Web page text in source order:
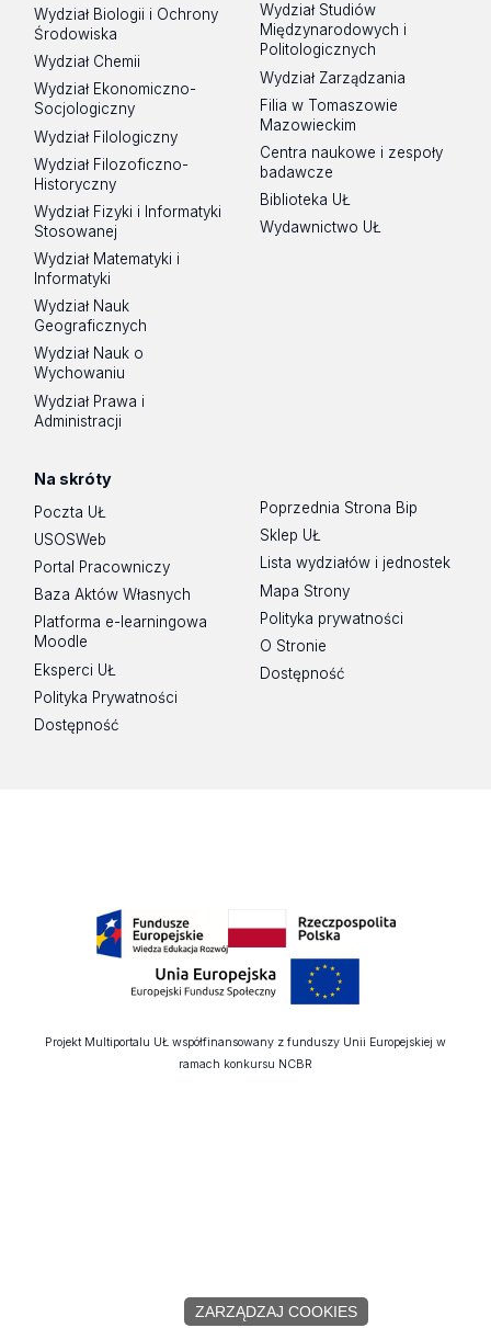
Wydział Biologii i Ochrony
Środowiska
Wydział Chemii
Wydział Ekonomiczno-
Socjologiczny
Wydział Filologiczny
Wydział Filozoficzno-
Historyczny
Wydział Fizyki i Informatyki
Stosowanej
Wydział Matematyki i
Informatyki
Wydział Nauk
Geograficznych
Wydział Nauk o
Wychowaniu
Wydział Prawa i
Administracji
Wydział Studiów
Międzynarodowych i
Politologicznych
Wydział Zarządzania
Filia w Tomaszowie
Mazowieckim
Centra naukowe i zespoły
badawcze
Biblioteka UŁ
Wydawnictwo UŁ
Na skróty
Poczta UŁ
USOSWeb
Portal Pracowniczy
Baza Aktów Własnych
Platforma e-learningowa
Moodle
Eksperci UŁ
Polityka Prywatności
Dostępność
Poprzednia Strona Bip
Sklep UŁ
Lista wydziałów i jednostek
Mapa Strony
Polityka prywatności
O Stronie
Dostępność
Projekt Multiportalu UŁ współfinansowany z funduszy Unii Europejskiej w
ramach konkursu NCBR
ZARZĄDZAJ COOKIES